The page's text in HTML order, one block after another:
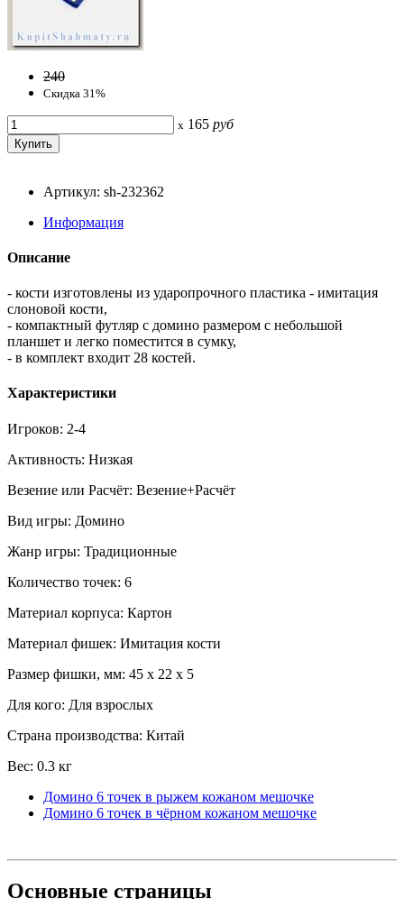
240
Скидка 31%
x 165 руб
Артикул: sh-232362
Информация
Описание
- кости изготовлены из ударопрочного пластика - имитация
слоновой кости,
- компактный футляр с домино размером с небольшой
планшет и легко поместится в сумку,
- в комплект входит 28 костей.
Характеристики
Игроков: 2-4
Активность: Низкая
Везение или Расчёт: Везение+Расчёт
Вид игры: Домино
Жанр игры: Традиционные
Количество точек: 6
Материал корпуса: Картон
Материал фишек: Имитация кости
Размер фишки, мм: 45 x 22 x 5
Для кого: Для взрослых
Страна производства: Китай
Вес: 0.3 кг
Домино 6 точек в рыжем кожаном мешочке
Домино 6 точек в чёрном кожаном мешочке
Основные страницы